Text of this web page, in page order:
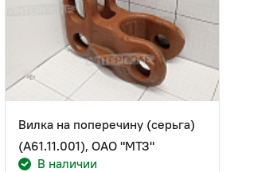
Вилка на поперечину (серьга)
(А61.11.001), ОАО "МТЗ"
В наличии